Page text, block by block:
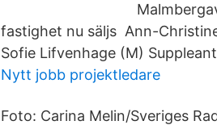
fastighet nu säljs Ann-
Sofie Lifvenhage (M)
Nytt jobb projektledare
Foto: Carina Melin/Sveriges